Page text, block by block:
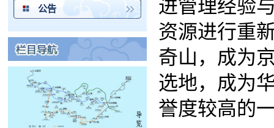
奇山，成为京
选地，成为华
誉度较高的一
涞源白石山旅
理负责制，董